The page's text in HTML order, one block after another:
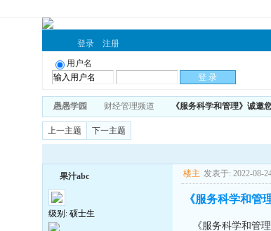
登录 注册
用户名
愚愚学园 财经管理频道 《服务科学和管理》诚邀
上一主题 下一主题
果汁abc
级别: 硕士生
楼主 发表于: 2022-08-
《服务科学和管
《服务科学和管